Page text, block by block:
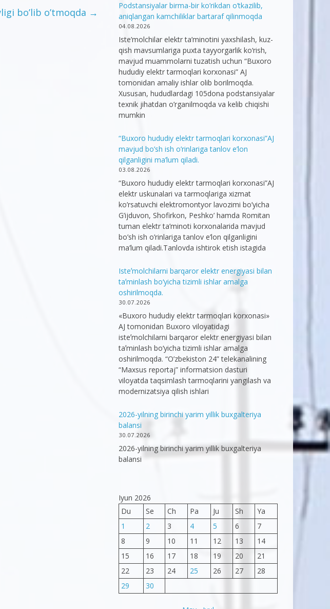
bo’lib o’tmoqda →
Podstansiyalar birma-bir ko’rikdan o’tkazilib,
aniqlangan kamchiliklar bartaraf qilinmoqda
04.08.2026
Iste’molchilar elektr ta’minotini yaxshilash, kuz-
qish mavsumlariga puxta tayyorgarlik ko‘rish,
mavjud muammolarni tuzatish uchun “Buxoro
hududiy elektr tarmoqlari korxonasi” AJ
tomonidan amaliy ishlar olib borilmoqda.
Xususan, hududlardagi 105dona podstansiyalar
texnik jihatdan o’rganilmoqda va kelib chiqishi
mumkin
“Buxoro hududiy elektr tarmoqlari korxonasi”AJ
mavjud bo’sh ish o’rinlariga tanlov e’lon
qilganligini ma’lum qiladi.
03.08.2026
“Buxoro hududiy elektr tarmoqlari korxonasi”AJ
elektr uskunalari va tarmoqlariga xizmat
ko’rsatuvchi elektromontyor lavozimi bo’yicha
G’ijduvon, Shofirkon, Peshko’ hamda Romitan
tuman elektr ta’minoti korxonalarida mavjud
bo’sh ish o’rinlariga tanlov e’lon qilganligini
ma’lum qiladi.Tanlovda ishtirok etish istagida
Isteʼmolchilarni barqaror elektr energiyasi bilan
taʼminlash bo‘yicha tizimli ishlar amalga
oshirilmoqda.
30.07.2026
«Buxoro hududiy elektr tarmoqlari korxonasi»
AJ tomonidan Buxoro viloyatidagi
isteʼmolchilarni barqaror elektr energiyasi bilan
taʼminlash bo‘yicha tizimli ishlar amalga
oshirilmoqda. “O’zbekiston 24” telekanalining
“Maxsus reportaj” informatsion dasturi
viloyatda taqsimlash tarmoqlarini yangilash va
modernizatsiya qilish ishlari
2026-yilning birinchi yarim yillik buxgalteriya
balansi
30.07.2026
2026-yilning birinchi yarim yillik buxgalteriya
balansi
Iyun 2026
Du
Se Ch Pa Ju Sh
Ya
1
2 3 4 5 6
7
8
9 10 11 12 13
14
15
16 17 18 19 20
21
22
23 24 25 26 27
28
29
30